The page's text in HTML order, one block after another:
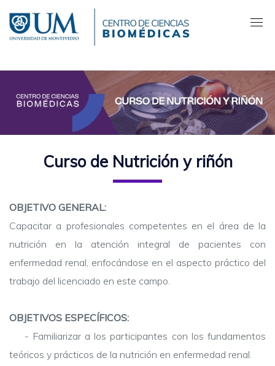
contenido
principal
Curso de Nutrición y riñón
OBJETIVO GENERAL:
Capacitar a profesionales competentes en el área de la
nutrición en la atención integral de pacientes con
enfermedad renal, enfocándose en el aspecto práctico del
trabajo del licenciado en este campo.
OBJETIVOS ESPECÍFICOS:
- Familiarizar a los participantes con los fundamentos
teóricos y prácticos de la nutrición en enfermedad renal.